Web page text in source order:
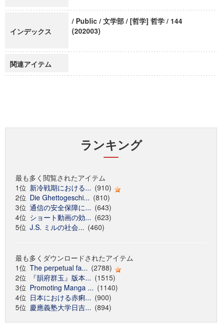
インデックス
/ Public / 文学部 / [哲学] 哲学 / 144
(202003)
関連アイテム
ランキング
最も多く閲覧されたアイテム
1位 新冷戦期における... (910)
2位 Die Ghettogeschi... (810)
3位 通信の安全保障に... (643)
4位 ショート動画の効... (623)
5位 J.S. ミルの社会... (460)
最も多くダウンロードされたアイテム
1位 The perpetual fa... (2788)
2位
『韻府群玉』版本... (1515)
3位 Promoting Manga ... (1140)
4位 日本における赤痢... (900)
5位 慶應義塾大学日吉... (894)